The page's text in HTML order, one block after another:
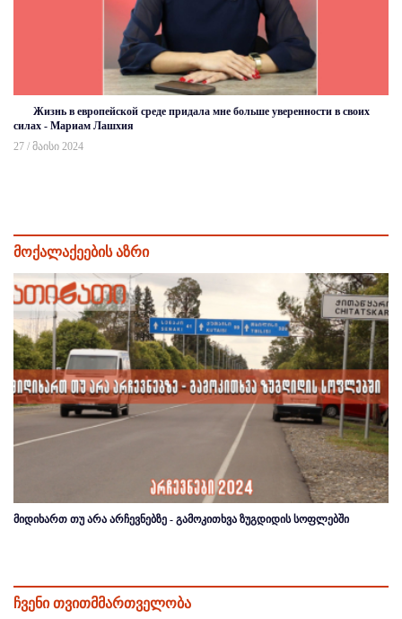
Жизнь в европейской среде придала мне больше уверенности в своих
силах - Мариам Лашхия
27 / მაისი 2024
მოქალაქეების აზრი
მიდიხართ თუ არა არჩევნებზე - გამოკითხვა ზუგდიდის სოფლებში
ჩვენი თვითმმართველობა